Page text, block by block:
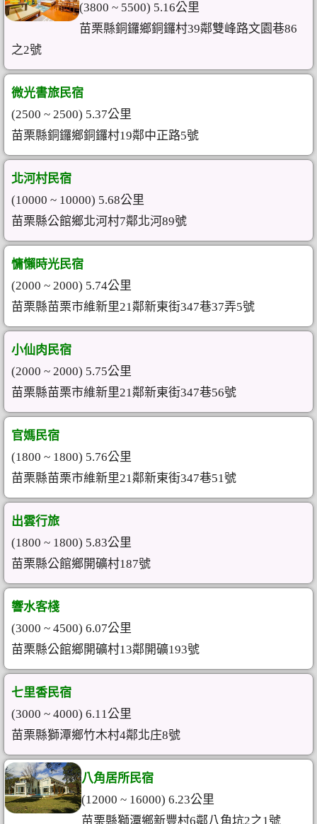
(3800 ~ 5500) 5.16公里
苗栗縣銅鑼鄉銅鑼村39鄰雙峰路文園巷86
之2號
微光書旅民宿
(2500 ~ 2500) 5.37公里
苗栗縣銅鑼鄉銅鑼村19鄰中正路5號
北河村民宿
(10000 ~ 10000) 5.68公里
苗栗縣公館鄉北河村7鄰北河89號
慵懶時光民宿
(2000 ~ 2000) 5.74公里
苗栗縣苗栗市維新里21鄰新東街347巷37弄5號
小仙肉民宿
(2000 ~ 2000) 5.75公里
苗栗縣苗栗市維新里21鄰新東街347巷56號
官媽民宿
(1800 ~ 1800) 5.76公里
苗栗縣苗栗市維新里21鄰新東街347巷51號
出雲行旅
(1800 ~ 1800) 5.83公里
苗栗縣公館鄉開礦村187號
響水客棧
(3000 ~ 4500) 6.07公里
苗栗縣公館鄉開礦村13鄰開礦193號
七里香民宿
(3000 ~ 4000) 6.11公里
苗栗縣獅潭鄉竹木村4鄰北庄8號
八角居所民宿
(12000 ~ 16000) 6.23公里
苗栗縣獅潭鄉新豐村6鄰八角坑2之1號